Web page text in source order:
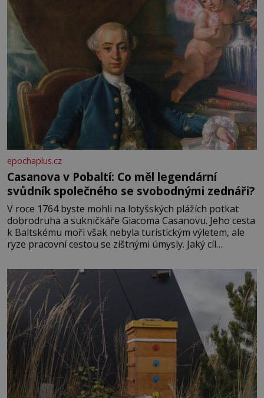
epochaplus.cz
Casanova v Pobaltí: Co měl legendární
svůdník společného se svobodnými zednáři?
V roce 1764 byste mohli na lotyšských plážích potkat
dobrodruha a sukničkáře Giacoma Casanovu. Jeho cesta
k Baltskému moři však nebyla turistickým výletem, ale
ryze pracovní cestou se zištnými úmysly. Jaký cíl
lotyšské Rigy? Casanova v Pobaltí kontaktoval tamní
zednářské lóže. Nebyl v této oblasti žádným nováčkem,
protože do zednářské